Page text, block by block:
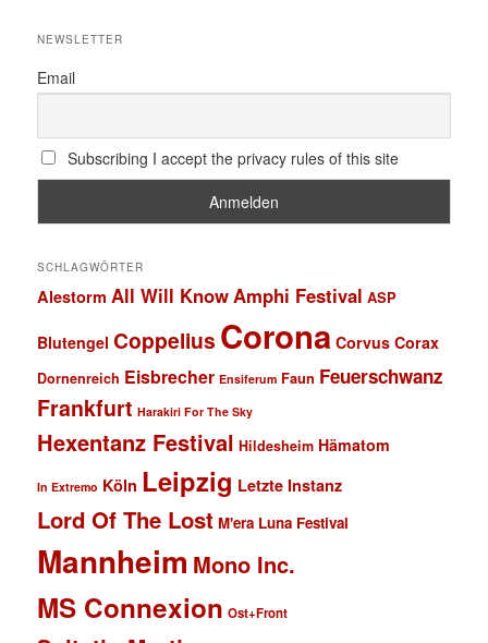
NEWSLETTER
Email
Subscribing I accept the privacy rules of this site
SCHLAGWÖRTER
Alestorm All Will KnowAmphi Festival ASP
Blutengel Coppelius Corona Corvus Corax
Dornenreich Eisbrecher Ensiferum Faun Feuerschwanz
Frankfurt Harakiri For The Sky
Hexentanz Festival Hildesheim Hämatom
In Extremo Köln Leipzig Letzte Instanz
Lord Of The Lost M'era Luna Festival
Mannheim Mono Inc.
MS Connexion Ost+Front